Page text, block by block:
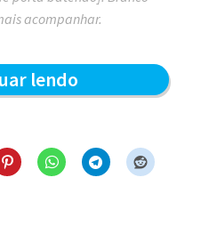
acompanhar.
lendoAlta
Blue